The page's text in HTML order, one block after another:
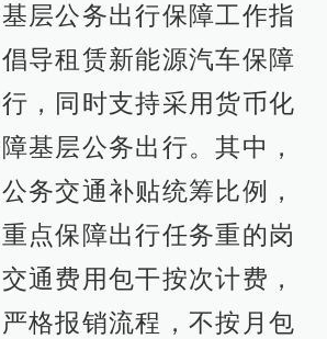
层公务出行保障工作指
导租赁新能源汽车保障
，同时支持采用货币化
基层公务出行。其中，
务交通补贴统筹比例，
点保障出行任务重的岗
通费用包干按次计费，
格报销流程，不按月包